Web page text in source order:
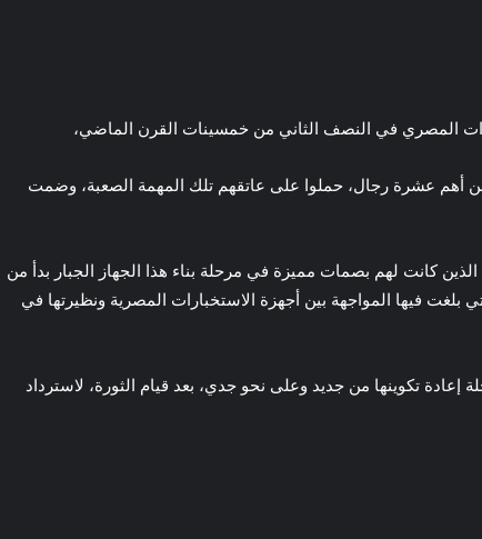
المصري في النصف الثاني من خمسينات القرن الماضي،
من أهم عشرة رجال، حملوا على عاتقهم تلك المهمة الصعبة، وضمت
كانت لهم بصمات مميزة في مرحلة بناء هذا الجهاز الجبار بدأ من
الفترة التي بلغت فيها المواجهة بين أجهزة الاستخبارات المصرية ونظيرتها في
تكوينها من جديد وعلى نحو جدي، بعد قيام الثورة، لاسترداد